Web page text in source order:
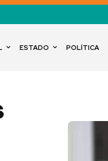
ESTADO POLÍTICA